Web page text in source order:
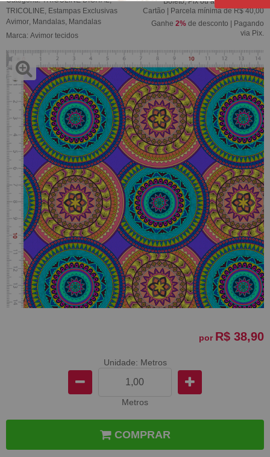
TRICOLINE Estampas Exclusivas
Avimor Mandalas Mandalas
Marca: Avimor tecidos
Cartão | Parcela mínima de R$ 40,00
Ganhe 2% de desconto | Pagando
via Pix.
por R$ 38,90
Unidade: Metros
Metros
COMPRAR